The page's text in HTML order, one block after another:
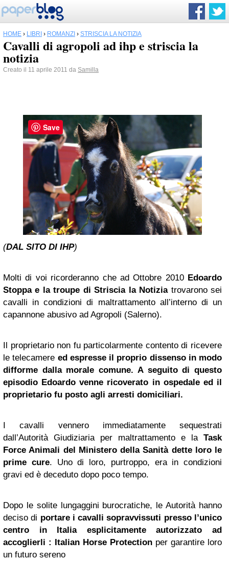
HOME › LIBRI › ROMANZI › STRISCIA LA NOTIZIA
Cavalli di agropoli ad ihp e striscia la
notizia
Creato il 11 aprile 2011 da Samilla
(DAL SITO DI IHP)
Molti di voi ricorderanno che ad Ottobre 2010 Edoardo
Stoppae la troupe di Striscia la Notiziatrovarono sei
cavalli in condizioni di maltrattamento all’interno di un
capannone abusivo ad Agropoli (Salerno).
Il proprietario non fu particolarmente contento di ricevere
le telecamere ed espresse il proprio dissenso in modo
difforme dalla morale comune. A seguito di questo
episodio Edoardo venne ricoverato in ospedale ed il
proprietario fu posto agli arresti domiciliari.
I cavalli vennero immediatamente sequestrati
dall’Autorità Giudiziaria per maltrattamento e la Task
Force Animali del Ministero della Sanità dette loro le
prime cure. Uno di loro, purtroppo, era in condizioni
gravi ed è deceduto dopo poco tempo.
Dopo le solite lungaggini burocratiche, le Autorità hanno
deciso di portare i cavalli sopravvissuti presso l’unico
centro in Italia esplicitamente autorizzato ad
accoglierli : Italian Horse Protection per garantire loro
un futuro sereno
Save